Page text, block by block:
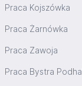
Praca Kojszówka
Praca Żarnówka
Praca Zawoja
Praca Bystra